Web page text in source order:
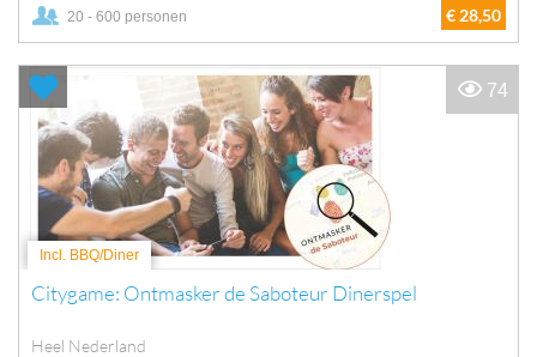
20 - 600 personen € 28,50
Incl. BBQ/Diner
Citygame: Ontmasker de Saboteur Dinerspel
Heel Nederland
74